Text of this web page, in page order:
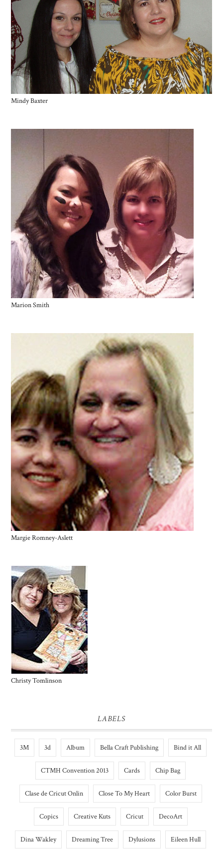
Mindy Baxter
Marion Smith
Margie Romney-Aslett
Christy Tomlinson
LABELS
3M 3d Album Bella Craft Publishing Bind it All
CTMH Convention 2013 Cards Chip Bag
Clase de Cricut Onlin Close To My Heart Color Burst
Copics Creative Kuts Cricut DecoArt
Dina Wakley Dreaming Tree Dylusions Eileen Hull